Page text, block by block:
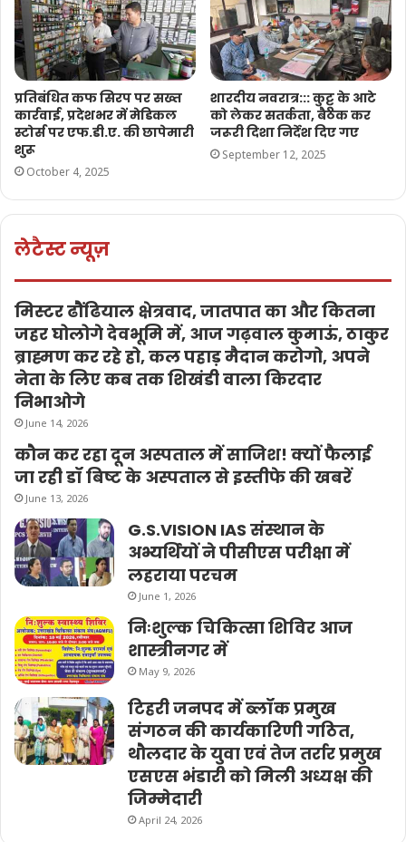
प्रतिबंधित कफ सिरप पर सख्त
कार्रवाई, प्रदेशभर में मेडिकल
स्टोर्स पर एफ.डी.ए. की छापेमारी
शुरू
October 4, 2025
शारदीय नवरात्र::: कुट्टू के आटे
को लेकर सतर्कता, बैठक कर
जरूरी दिशा निर्देश दिए गए
September 12, 2025
लेटैस्ट न्यूज़
मिस्टर ढौंढियाल क्षेत्रवाद, जातपात का और कितना
जहर घोलोगे देवभूमि में, आज गढ़वाल कुमाऊं, ठाकुर
ब्राह्मण कर रहे हो, कल पहाड़ मैदान करोगो, अपने
नेता के लिए कब तक शिखंडी वाला किरदार
निभाओगे
June 14, 2026
कौन कर रहा दून अस्पताल में साजिश! क्यों फैलाई
जा रही डॉ बिष्ट के अस्पताल से इस्तीफे की खबरें
June 13, 2026
G.S.VISION IAS संस्थान के
अभ्यर्थियों ने पीसीएस परीक्षा में
लहराया परचम
June 1, 2026
निःशुल्क चिकित्सा शिविर आज
शास्त्रीनगर में
May 9, 2026
टिहरी जनपद में ब्लॉक प्रमुख
संगठन की कार्यकारिणी गठित,
थौलदार के युवा एवं तेज तर्रार प्रमुख
एसएस भंडारी को मिली अध्यक्ष की
जिम्मेदारी
April 24, 2026